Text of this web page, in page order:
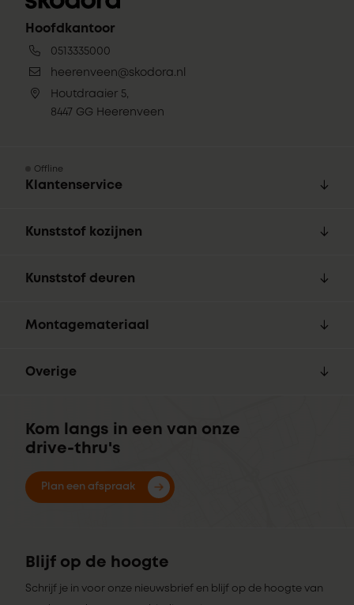
Hoofdkantoor
0513335000
heerenveen@skodora.nl
Houtdraaier 5,
8447 GG Heerenveen
Offline
Klantenservice
Kunststof kozijnen
Kunststof deuren
Montagemateriaal
Overige
Kom langs in een van onze
drive-thru's
Plan een afspraak
Blijf op de hoogte
Schrijf je in voor onze nieuwsbrief en blijf op de hoogte van